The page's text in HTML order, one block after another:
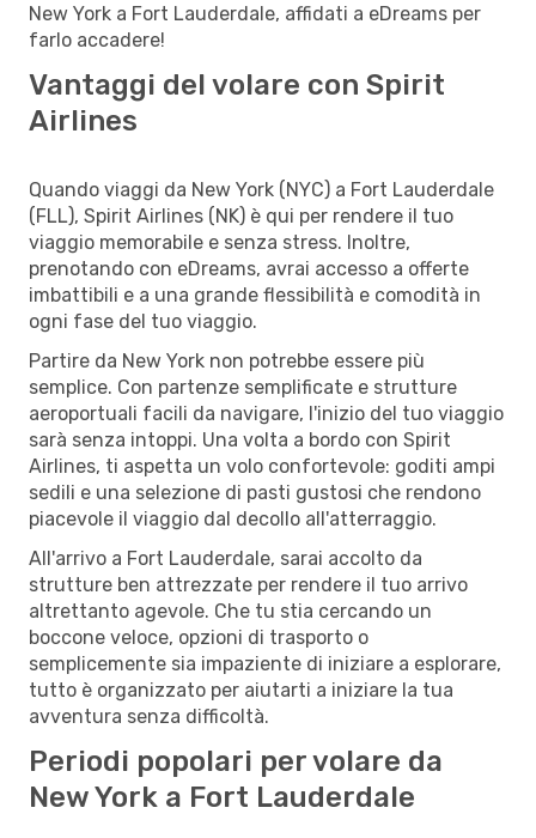
New York a Fort Lauderdale, affidati a eDreams per
farlo accadere!
Vantaggi del volare con Spirit
Airlines
Quando viaggi da New York (NYC) a Fort Lauderdale
(FLL), Spirit Airlines (NK) è qui per rendere il tuo
viaggio memorabile e senza stress. Inoltre,
prenotando con eDreams, avrai accesso a offerte
imbattibili e a una grande flessibilità e comodità in
ogni fase del tuo viaggio.
Partire da New York non potrebbe essere più
semplice. Con partenze semplificate e strutture
aeroportuali facili da navigare, l'inizio del tuo viaggio
sarà senza intoppi. Una volta a bordo con Spirit
Airlines, ti aspetta un volo confortevole: goditi ampi
sedili e una selezione di pasti gustosi che rendono
piacevole il viaggio dal decollo all'atterraggio.
All'arrivo a Fort Lauderdale, sarai accolto da
strutture ben attrezzate per rendere il tuo arrivo
altrettanto agevole. Che tu stia cercando un
boccone veloce, opzioni di trasporto o
semplicemente sia impaziente di iniziare a esplorare,
tutto è organizzato per aiutarti a iniziare la tua
avventura senza difficoltà.
Periodi popolari per volare da
New York a Fort Lauderdale